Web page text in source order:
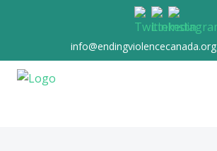
info@endingviolencecanada.org